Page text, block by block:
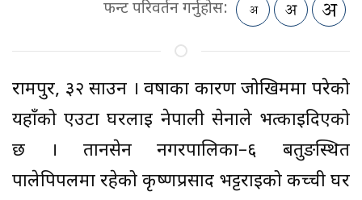
फन्ट परिवर्तन गर्नुहोस:
रामपुर, ३२ साउन । वर्षाका कारण जोखिममा परेको
यहाँको एउटा घरलाई नेपाली सेनाले भत्काइदिएको
छ । तानसेन नगरपालिका–६ बर्तुङस्थित
पालेपिपलमा रहेको कृष्णप्रसाद भट्टराईको कच्ची घर